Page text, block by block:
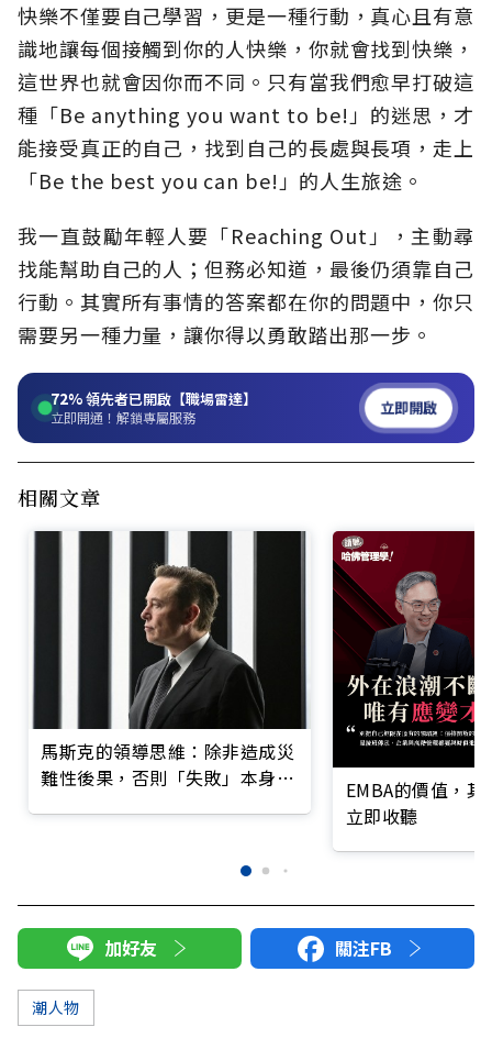
快樂不僅要自己學習，更是一種行動，真心且有意
識地讓每個接觸到你的人快樂，你就會找到快樂，
這世界也就會因你而不同。只有當我們愈早打破這
種「Be anything you want to be!」的迷思，才
能接受真正的自己，找到自己的長處與長項，走上
「Be the best you can be!」的人生旅途。
我一直鼓勵年輕人要「Reaching Out」，主動尋
找能幫助自己的人；但務必知道，最後仍須靠自己
行動。其實所有事情的答案都在你的問題中，你只
需要另一種力量，讓你得以勇敢踏出那一步。
72%領先者已開啟【職場雷達】
立即開通！解鎖專屬服務 立即開啟
相關文章
馬斯克的領導思維：除非造成災
難性後果，否則「失敗」本身根
EMBA的價值，
立即收聽
加好友 關注FB
潮人物